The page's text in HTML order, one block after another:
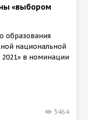
«выбором
образования
национальной
в номинации
5464